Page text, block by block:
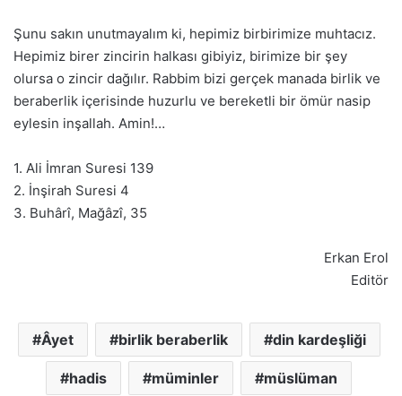
Şunu sakın unutmayalım ki, hepimiz birbirimize muhtacız.
Hepimiz birer zincirin halkası gibiyiz, birimize bir şey
olursa o zincir dağılır. Rabbim bizi gerçek manada birlik ve
beraberlik içerisinde huzurlu ve bereketli bir ömür nasip
eylesin inşallah. Amin!…
1. Ali İmran Suresi 139
2. İnşirah Suresi 4
3. Buhârî, Mağâzî, 35
Erkan Erol
Editör
Âyet birlik beraberlik din kardeşliği
hadis müminler müslüman